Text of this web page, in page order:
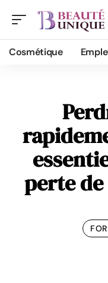
Cosmétique
perte